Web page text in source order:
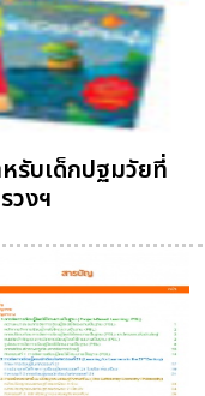
รับเด็กปฐมวัยที่
วงฯ